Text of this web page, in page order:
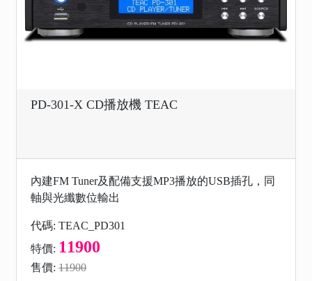
PD-301-X CD播放機 TEAC
內建FM Tuner及配備支援MP3播放的USB插孔，同
軸與光纖數位輸出
代碼: TEAC_PD301
特價: 11900
售價: 11900